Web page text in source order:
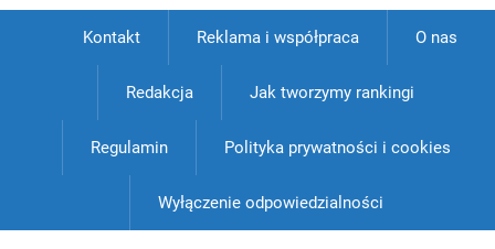
Kontakt Reklama i współpraca O nas
Redakcja Jak tworzymy rankingi
Regulamin Polityka prywatności i cookies
Wyłączenie odpowiedzialności